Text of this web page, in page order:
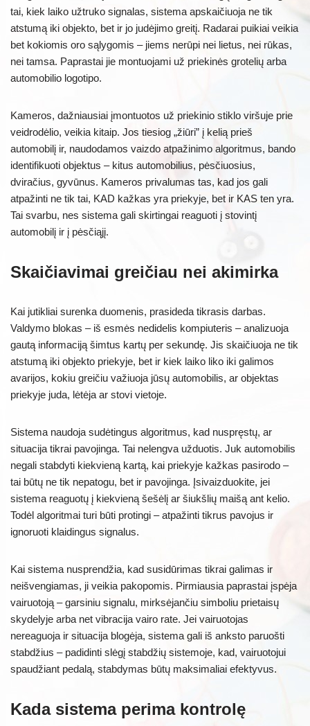
tai, kiek laiko užtruko signalas, sistema apskaičiuoja ne tik
atstumą iki objekto, bet ir jo judėjimo greitį. Radarai puikiai veikia
bet kokiomis oro sąlygomis – jiems nerūpi nei lietus, nei rūkas,
nei tamsa. Paprastai jie montuojami už priekinės grotelių arba
automobilio logotipo.
Kameros, dažniausiai įmontuotos už priekinio stiklo viršuje prie
veidrodėlio, veikia kitaip. Jos tiesiog „žiūri” į kelią prieš
automobilį ir, naudodamos vaizdo atpažinimo algoritmus, bando
identifikuoti objektus – kitus automobilius, pėsčiuosius,
dviračius, gyvūnus. Kameros privalumas tas, kad jos gali
atpažinti ne tik tai, KAD kažkas yra priekyje, bet ir KAS ten yra.
Tai svarbu, nes sistema gali skirtingai reaguoti į stovintį
automobilį ir į pėsčiąjį.
Skaičiavimai greičiau nei akimirka
Kai jutikliai surenka duomenis, prasideda tikrasis darbas.
Valdymo blokas – iš esmės nedidelis kompiuteris – analizuoja
gautą informaciją šimtus kartų per sekundę. Jis skaičiuoja ne tik
atstumą iki objekto priekyje, bet ir kiek laiko liko iki galimos
avarijos, kokiu greičiu važiuoja jūsų automobilis, ar objektas
priekyje juda, lėtėja ar stovi vietoje.
Sistema naudoja sudėtingus algoritmus, kad nuspręstų, ar
situacija tikrai pavojinga. Tai nelengva užduotis. Juk automobilis
negali stabdyti kiekvieną kartą, kai priekyje kažkas pasirodo –
tai būtų ne tik nepatogu, bet ir pavojinga. Įsivaizduokite, jei
sistema reaguotų į kiekvieną šešėlį ar šiukšlių maišą ant kelio.
Todėl algoritmai turi būti protingi – atpažinti tikrus pavojus ir
ignoruoti klaidingus signalus.
Kai sistema nusprendžia, kad susidūrimas tikrai galimas ir
neišvengiamas, ji veikia pakopomis. Pirmiausia paprastai įspėja
vairuotoją – garsiniu signalu, mirksėjančiu simboliu prietaisų
skydelyje arba net vibracija vairo rate. Jei vairuotojas
nereaguoja ir situacija blogėja, sistema gali iš anksto paruošti
stabdžius – padidinti slėgį stabdžių sistemoje, kad, vairuotojui
spaudžiant pedalą, stabdymas būtų maksimaliai efektyvus.
Kada sistema perima kontrolę